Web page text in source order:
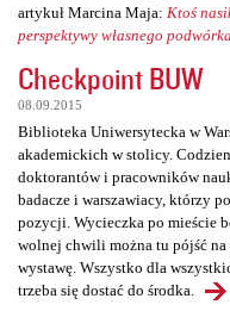
artykuł Marcina Maja: Ktoś
perspektywy własnego podwórka
Checkpoint BUW
08.09.2015
Biblioteka Uniwersytecka w
akademickich w stolicy.
doktorantów i pracowników
badacze i warszawiacy, którzy
pozycji. Wycieczka po mieście
wolnej chwili można tu pójść na
wystawę. Wszystko dla
trzeba się dostać do środka.